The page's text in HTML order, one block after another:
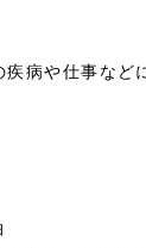
病や仕事など